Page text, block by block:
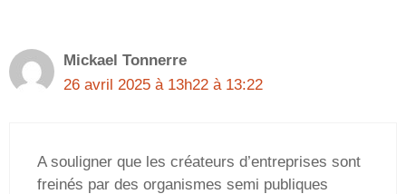
Mickael Tonnerre
26 avril 2025 à 13h22 à 13:22
A souligner que les créateurs d’entreprises sont
freinés par des organismes semi publiques